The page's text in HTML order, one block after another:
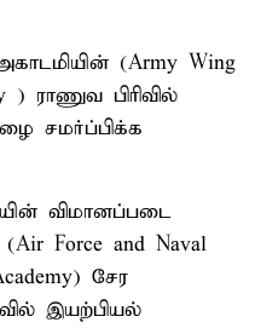
(Army Wing
) ராணுவ பிரிவில்
சமர்ப்பிக்க
விமானப்படை
Force and Naval
சேர
இயற்பியல்